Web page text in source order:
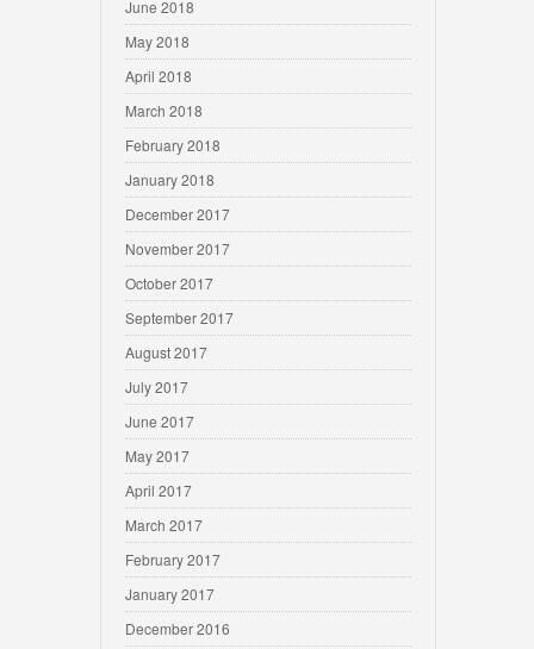
June 2018
May 2018
April 2018
March 2018
February 2018
January 2018
December 2017
November 2017
October 2017
September 2017
August 2017
July 2017
June 2017
May 2017
April 2017
March 2017
February 2017
January 2017
December 2016